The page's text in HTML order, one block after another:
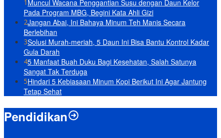
1 Muncul Wacana Penggantian Susu dengan Daun Kelor
Pada Program MBG, Begini Kata Ahli Gizi
2Jangan Abai, Ini Bahaya Minum Teh Manis Secara
Berlebihan
3Solusi Murah-meriah, 5 Daun Ini Bisa Bantu Kontrol Kadar
Gula Darah
45 Manfaat Buah Duku Bagi Kesehatan, Salah Satunya
Sangat Tak Terduga
5Hindari 5 Kebiasaan Minum Kopi Berikut Ini Agar Jantung
Tetap Sehat
Pendidikan